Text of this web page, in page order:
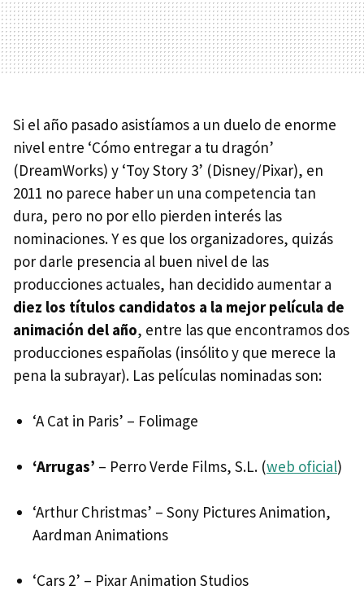
Si el año pasado asistíamos a un duelo de enorme
nivel entre ‘Cómo entregar a tu dragón’
(DreamWorks) y ‘Toy Story 3’ (Disney/Pixar), en
2011 no parece haber un una competencia tan
dura, pero no por ello pierden interés las
nominaciones. Y es que los organizadores, quizás
por darle presencia al buen nivel de las
producciones actuales, han decidido aumentar a
diez los títulos candidatos a la mejor película de
animación del año, entre las que encontramos dos
producciones españolas (insólito y que merece la
pena la subrayar). Las películas nominadas son:
‘A Cat in Paris’ – Folimage
‘Arrugas’ – Perro Verde Films, S.L. (web oficial)
‘Arthur Christmas’ – Sony Pictures Animation,
Aardman Animations
‘Cars 2’ – Pixar Animation Studios